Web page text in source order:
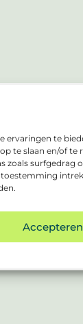
ervaringen te
te slaan en/of
zoals surfgedrag
Accepteren